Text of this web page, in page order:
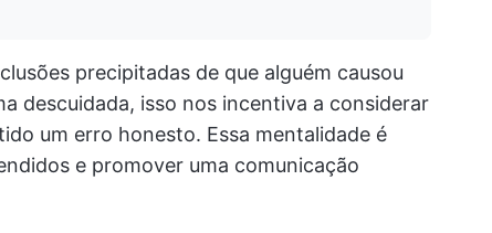
precipitadas de que alguém causou
descuidada, isso nos incentiva a considerar
um erro honesto. Essa mentalidade é
e promover uma comunicação